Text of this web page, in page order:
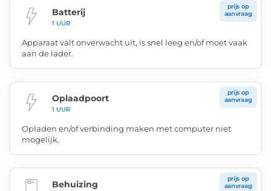
Batterij
1 UUR
prijs op
aanvraag
Apparaat valt onverwacht uit, is snel leeg en/of moet vaak
aan de lader.
Oplaadpoort
1 UUR
prijs op
aanvraag
Opladen en/of verbinding maken met computer niet
mogelijk.
Behuizing
prijs op
aanvraag